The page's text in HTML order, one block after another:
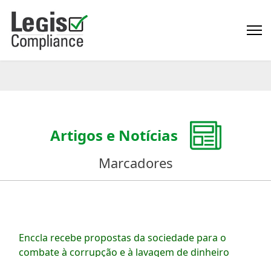
Artigos e Notícias
Marcadores
Enccla recebe propostas da sociedade para o
combate à corrupção e à lavagem de dinheiro